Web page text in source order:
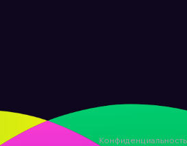
Конфиденциальность